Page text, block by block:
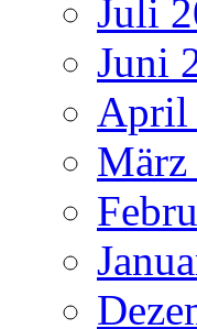
Juli
Juni
April
März